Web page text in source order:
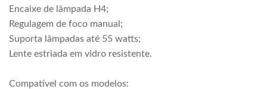
Encaixe de lâmpada H4;
Regulagem de foco manual;
Suporta lâmpadas até 55 watts;
Lente estriada em vidro resistente.
Compatível com os modelos: